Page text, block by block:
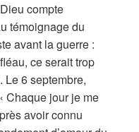
compte
témoignage du
avant la guerre :
ce serait trop
Le 6 septembre,
Chaque jour je me
avoir connu